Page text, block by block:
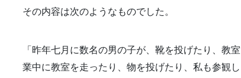
その内容は次のようなものでした。
「昨年七月に数名の男の子が、靴を投げたり、教
業中に教室を走ったり、物を投げたり、私も参観